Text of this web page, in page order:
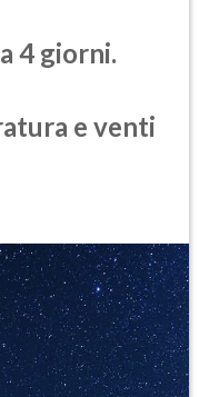
4 giorni.
e venti